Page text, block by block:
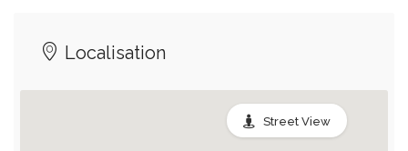
Localisation
Street View